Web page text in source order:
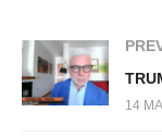
14